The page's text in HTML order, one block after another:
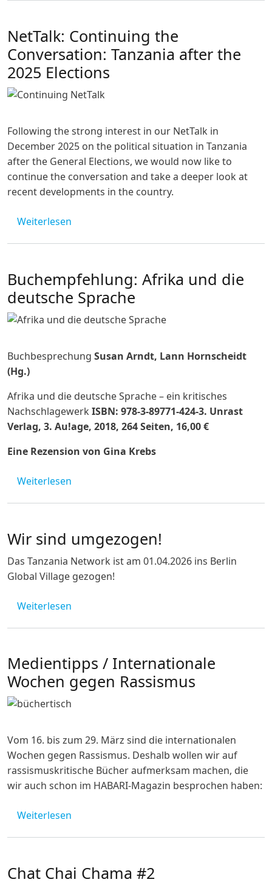
NetTalk: Continuing the
Conversation: Tanzania after the
2025 Elections
Following the strong interest in our NetTalk in
December 2025 on the political situation in Tanzania
after the General Elections, we would now like to
continue the conversation and take a deeper look at
recent developments in the country.
Weiterlesen
Buchempfehlung: Afrika und die
deutsche Sprache
Buchbesprechung Susan Arndt, Lann Hornscheidt
(Hg.)
Afrika und die deutsche Sprache – ein kritisches
Nachschlagewerk ISBN: 978-3-89771-424-3. Unrast
Verlag, 3. Au!age, 2018, 264 Seiten, 16,00 €
Eine Rezension von Gina Krebs
Weiterlesen
Wir sind umgezogen!
Das Tanzania Network ist am 01.04.2026 ins Berlin
Global Village gezogen!
Weiterlesen
Medientipps / Internationale
Wochen gegen Rassismus
Image
Vom 16. bis zum 29. März sind die internationalen
Wochen gegen Rassismus. Deshalb wollen wir auf
rassismuskritische Bücher aufmerksam machen, die
wir auch schon im HABARI-Magazin besprochen haben:
Weiterlesen
Chat Chai Chama #2